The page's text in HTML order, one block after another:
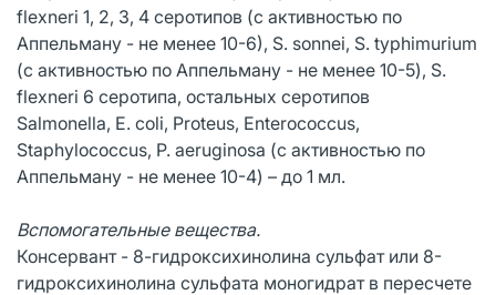
flexneri 1, 2, 3, 4 серотипов (с активностью по
Аппельману - не менее 10-6), S. sonnei, S. typhimurium
(с активностью по Аппельману - не менее 10-5), S.
flexneri 6 серотипа, остальных серотипов
Salmonella, E. coli, Proteus, Enterococcus,
Staphylococcus, P. aeruginosa (с активностью по
Аппельману - не менее 10-4) – до 1 мл.
Вспомогательные вещества.
Консервант - 8-гидроксихинолина сульфат или 8-
гидроксихинолина сульфата моногидрат в пересчете